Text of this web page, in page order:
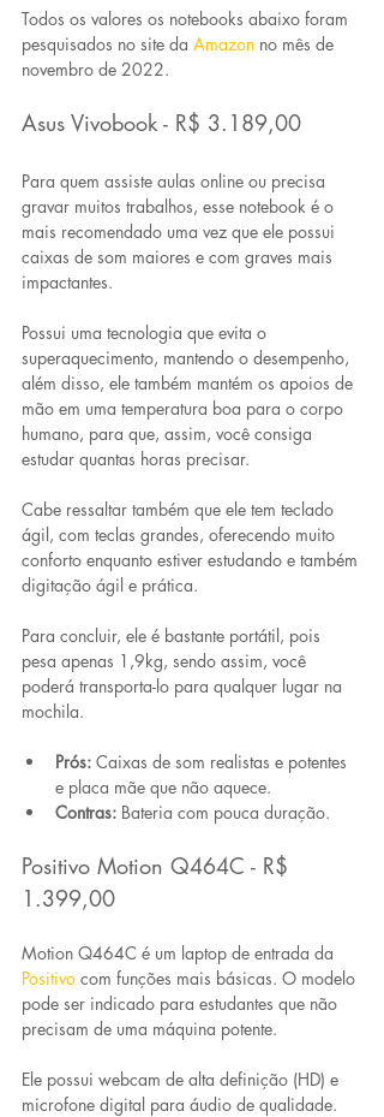
Todos os valores os notebooks abaixo foram
pesquisados no site da Amazon no mês de
novembro de 2022.
Asus Vivobook - R$ 3.189,00
Para quem assiste aulas online ou precisa
gravar muitos trabalhos, esse notebook é o
mais recomendado uma vez que ele possui
caixas de som maiores e com graves mais
impactantes.
Possui uma tecnologia que evita o
superaquecimento, mantendo o desempenho,
além disso, ele também mantém os apoios de
mão em uma temperatura boa para o corpo
humano, para que, assim, você consiga
estudar quantas horas precisar.
Cabe ressaltar também que ele tem teclado
ágil, com teclas grandes, oferecendo muito
conforto enquanto estiver estudando e também
digitação ágil e prática.
Para concluir, ele é bastante portátil, pois
pesa apenas 1,9kg, sendo assim, você
poderá transporta-lo para qualquer lugar na
mochila.
Prós: Caixas de som realistas e potentes
e placa mãe que não aquece.
Contras: Bateria com pouca duração.
Positivo Motion Q464C - R$
1.399,00
Motion Q464C é um laptop de entrada da
Positivo com funções mais básicas. O modelo
pode ser indicado para estudantes que não
precisam de uma máquina potente.
Ele possui webcam de alta definição (HD) e
microfone digital para áudio de qualidade.